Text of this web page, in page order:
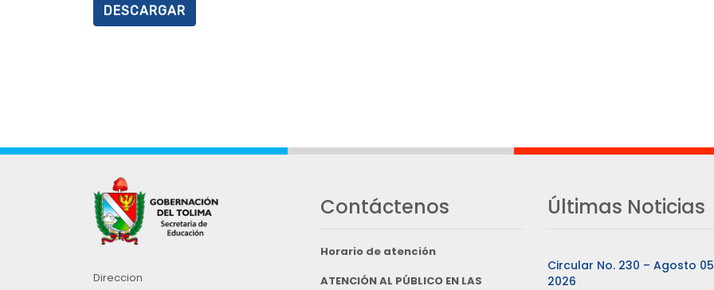
DESCARGAR
Direccion
Contáctenos
Horario de atención
ATENCIÓN AL PÚBLICO EN LAS
Últimas Noticias
Circular No. 230 – Agosto
2026